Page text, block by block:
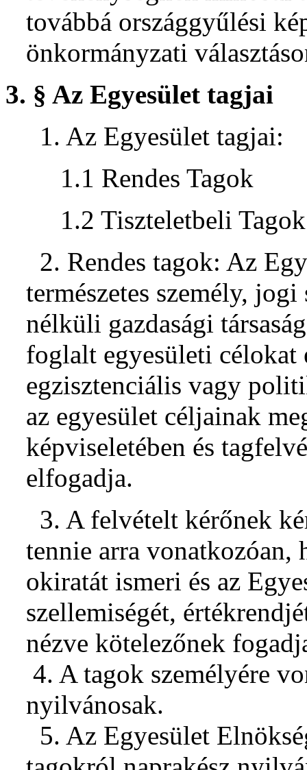
továbbá országgyűlési
önkormányzati
3. § Az Egyesület tagjai
1. Az Egyesület tagjai:
1.1 Rendes Tagok
1.2 Tiszteletbeli Tagok
2. Rendes tagok: Az
természetes személy,
nélküli gazdasági
foglalt egyesületi
egzisztenciális vagy
az egyesület céljainak
képviseletében és
elfogadja.
3. A felvételt kérőnek
tennie arra vonatkozóan,
okiratát ismeri és az
szellemiségét,
nézve kötelezőnek
4. A tagok személyére
nyilvánosak.
5. Az Egyesület